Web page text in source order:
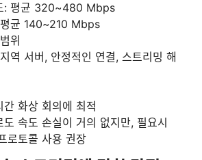
: 평균 320~480 Mbps
균 140~210 Mbps
위
역 서버, 안정적인 연결, 스트리밍 해
간 화상 회의에 최적
도 속도 손실이 거의 없지만, 필요시
로토콜 사용 권장